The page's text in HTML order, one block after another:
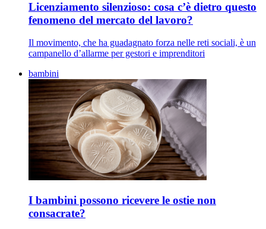
Licenziamento silenzioso: cosa c’è dietro questo
fenomeno del mercato del lavoro?
Il movimento, che ha guadagnato forza nelle reti sociali, è un
campanello d’allarme per gestori e imprenditori
bambini
I bambini possono ricevere le ostie non
consacrate?